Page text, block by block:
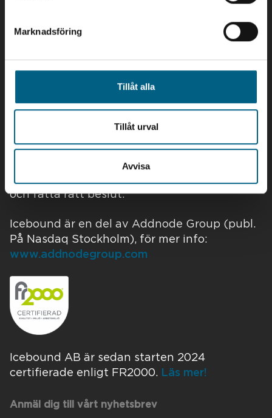
Marknadsföring
Tillåt alla
Tillåt urval
Avvisa
produkter och e-tjänster som digitaliserar och
gör våra kunders affär mer hållbar. Vår
specialitet är vår djupa kunskap inom
Geografisk IT och den digitala kartan.
Med hjälp av mångårig erfarenhet och
innovativa medarbetare hjälper vi kunder
inom basindustrin, främst skogsbranschen, i
och fatta rätt beslut.
Icebound är en del av Addnode Group (publ.
På Nasdaq Stockholm), för mer info:
www.addnodegroup.com
Icebound AB är sedan starten 2024
certifierade enligt FR2000. Läs mer!
Anmäl dig till vårt nyhetsbrev